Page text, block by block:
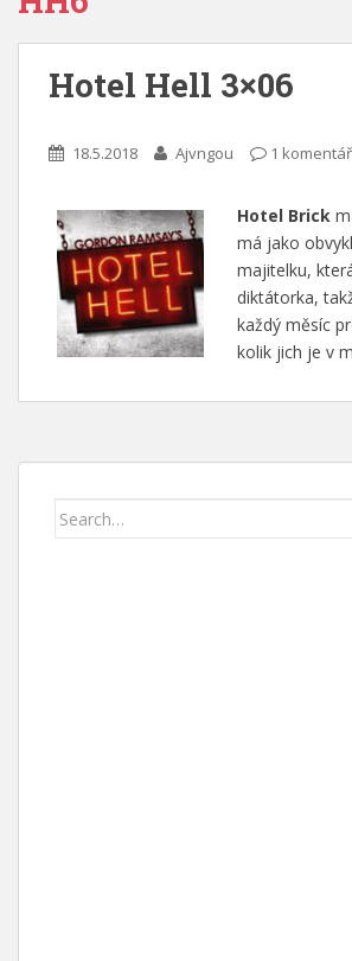
Hotel Hell 3×06
18.5.2018 Ajvngou 1 komentář
Hotel Brick
má jako
majitelku,
diktátorka,
každý měsíc
kolik jich je v
Search for: